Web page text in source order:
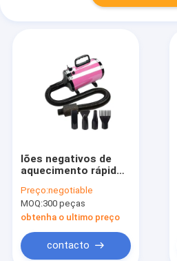
Iões negativos de
aquecimento rápido
cabelo para cães
com bocal de
concentrador
Preço:negotiable
MOQ:300 peças
obtenha o ultimo preço
contacto